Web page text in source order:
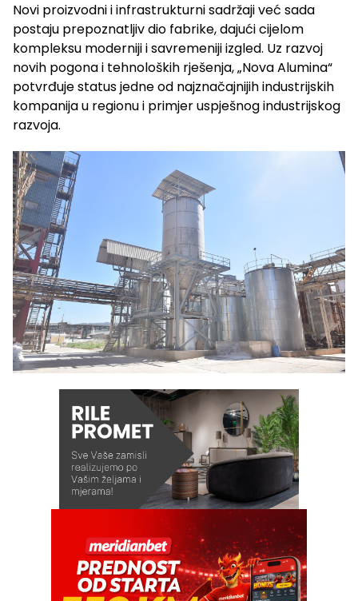
Novi proizvodni i infrastrukturni sadržaji već sada
postaju prepoznatljiv dio fabrike, dajući cijelom
kompleksu moderniji i savremeniji izgled. Uz razvoj
novih pogona i tehnoloških rješenja, „Nova Alumina“
potvrđuje status jedne od najznačajnijih industrijskih
kompanija u regionu i primjer uspješnog industrijskog
razvoja.